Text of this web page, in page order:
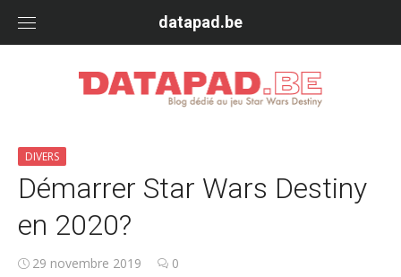
datapad.be
DIVERS
Démarrer Star Wars Destiny
en 2020?
29 novembre 2019 0